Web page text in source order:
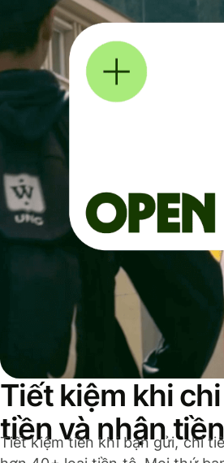
Tiết kiệm khi
tiền và nhận tiền
Tiết kiệm tiền khi bạn gửi, chi